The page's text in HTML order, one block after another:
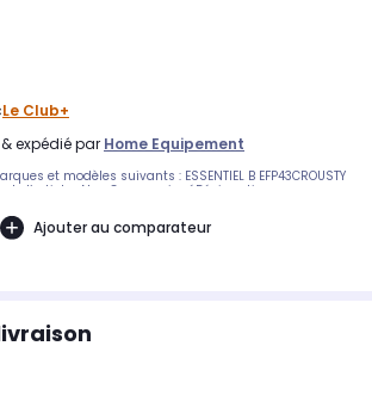
Le Club+
expédié par Home Equipement
et modèles suivants : ESSENTIEL B EFP43CROUSTY
l’article : Non CommuniquéDésignation
Ajouter au comparateur